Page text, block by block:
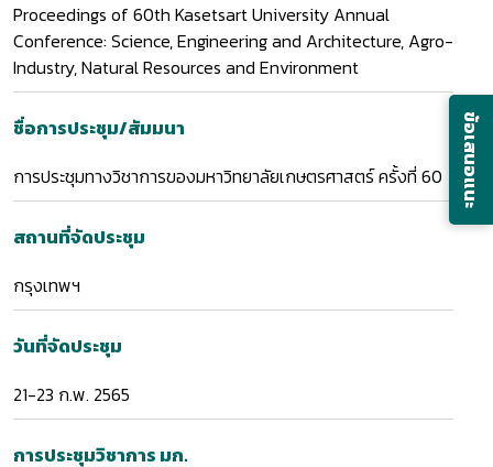
Proceedings of 60th Kasetsart University Annual
Conference: Science, Engineering and Architecture, Agro-
Industry, Natural Resources and Environment
ชื่อการประชุม/สัมมนา
การประชุมทางวิชาการของมหาวิทยาลัยเกษตรศาสตร์ ครั้งที่ 60
สถานที่จัดประชุม
กรุงเทพฯ
วันที่จัดประชุม
21-23 ก.พ. 2565
การประชุมวิชาการ มก.
ข้อเสนอแนะ